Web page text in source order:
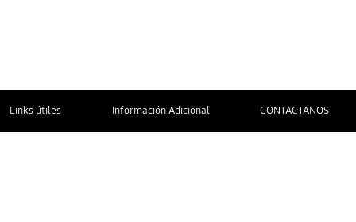
Links útiles Información Adicional CONTACTANOS